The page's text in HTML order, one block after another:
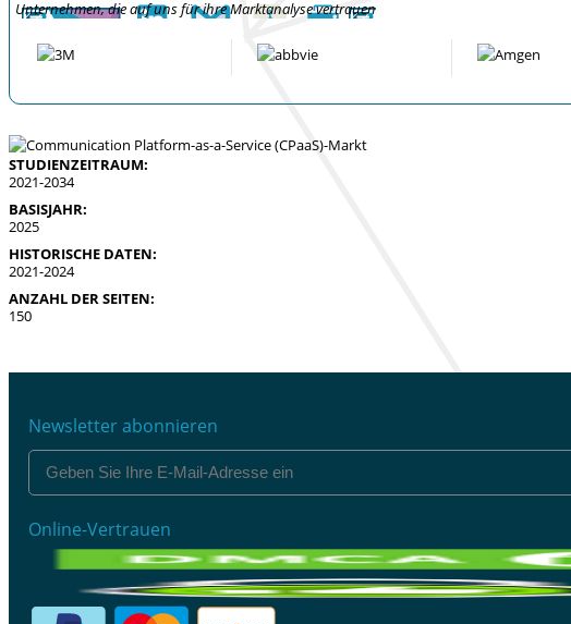
Unternehmen, die auf uns für ihre Marktanalyse vertrauen
STUDIENZEITRAUM:
2021-2034
BASISJAHR:
2025
HISTORISCHE DATEN:
2021-2024
ANZAHL DER SEITEN:
150
Newsletter abonnieren
Online-Vertrauen